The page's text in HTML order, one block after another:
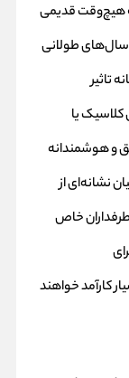
هیچ‌وقت قدیمی
سال‌های طولانی
تاثیر
یا
و هوشمندانه
نشانه‌ای از
خاص
کارآمد خواهند